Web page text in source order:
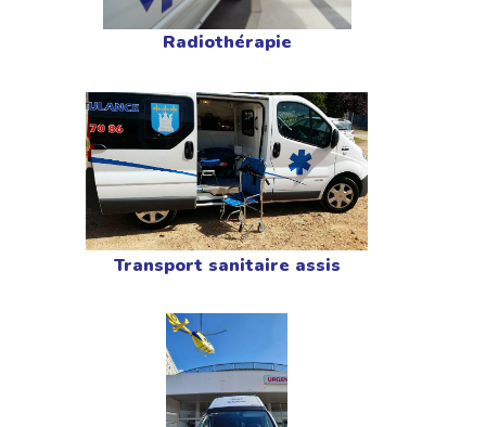
Radiothérapie
Transport sanitaire assis